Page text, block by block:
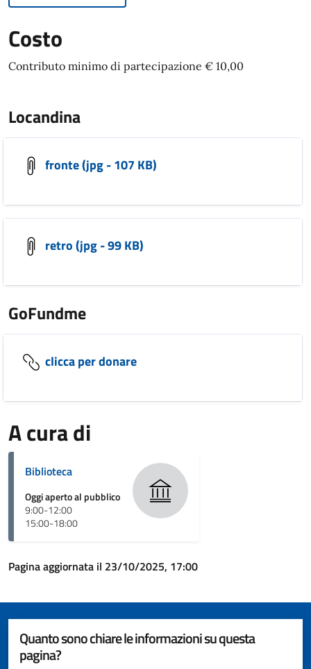
Costo
Contributo minimo di partecipazione € 10,00
Locandina
fronte (jpg - 107 KB)
retro (jpg - 99 KB)
GoFundme
clicca per donare
A cura di
Biblioteca
Oggi aperto al pubblico
9:00-12:00
15:00-18:00
Pagina aggiornata il 23/10/2025, 17:00
Quanto sono chiare le informazioni su questa
pagina?